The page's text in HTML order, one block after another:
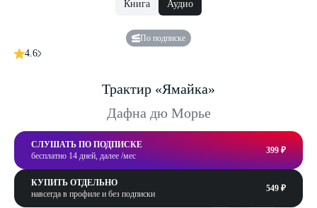
Книга Аудио
По подписке
4.6
Трактир «Ямайка»
Дафна дю Морье
СЛУШАТЬ ПО ПОДПИСКЕ
бесплатно 14 дней, далее /мес
399 ₽
КУПИТЬ ОТДЕЛЬНО
навсегда в профиле и без подписки
549 ₽